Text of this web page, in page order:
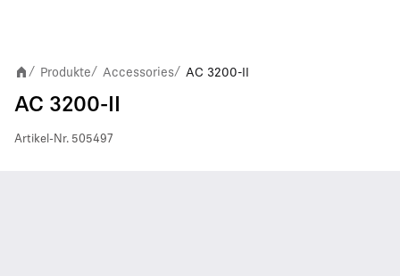
/ Produkte/ Accessories/ AC 3200-II
AC 3200-II
Artikel-Nr. 505497